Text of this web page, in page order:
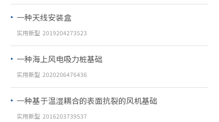
一种天线安装盒
实用新型 2019204273523
一种海上风电吸力桩基础
实用新型 2020206476436
一种基于温湿耦合的表面抗裂的风机基础
实用新型 2016203739537